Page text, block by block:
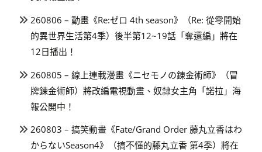
260806 – 動畫《Re:ゼロ 4th season》（Re: 從零開始
的異世界生活第4季）後半第12~19話「奪還編」將在
12日播出！
260805 – 線上連載漫畫《ニセモノの錬金術師》（冒
牌鍊金術師）將改編電視動畫、奴隸女主角「諾拉」海
報公開中！
260803 – 搞笑動畫《Fate/Grand Order 藤丸立香はわ
からないSeason4》（搞不懂的藤丸立香 第4季）將在